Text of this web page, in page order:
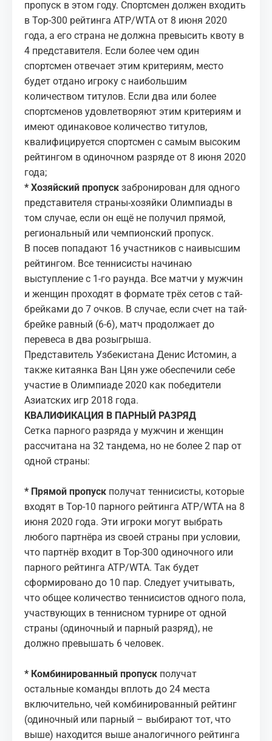
пропуск в этом году. Спортсмен должен входить
в Top-300 рейтинга ATP/WTA от 8 июня 2020
года, а его страна не должна превысить квоту в
4 представителя. Если более чем один
спортсмен отвечает этим критериям, место
будет отдано игроку с наибольшим
количеством титулов. Если два или более
спортсменов удовлетворяют этим критериям и
имеют одинаковое количество титулов,
квалифицируется спортсмен с самым высоким
рейтингом в одиночном разряде от 8 июня 2020
года;
* Хозяйский пропуск забронирован для одного
представителя страны-хозяйки Олимпиады в
том случае, если он ещё не получил прямой,
региональный или чемпионский пропуск.
В посев попадают 16 участников с наивысшим
рейтингом. Все теннисисты начинаю
выступление с 1-го раунда. Все матчи у мужчин
и женщин проходят в формате трёх сетов с тай-
брейками до 7 очков. В случае, если счет на тай-
брейке равный (6-6), матч продолжает до
перевеса в два розыгрыша.
Представитель Узбекистана Денис Истомин, а
также китаянка Ван Цян уже обеспечили себе
участие в Олимпиаде 2020 как победители
Азиатских игр 2018 года.
КВАЛИФИКАЦИЯ В ПАРНЫЙ РАЗРЯД
Сетка парного разряда у мужчин и женщин
рассчитана на 32 тандема, но не более 2 пар от
одной страны:
* Прямой пропуск получат теннисисты, которые
входят в Top-10 парного рейтинга ATP/WTA на 8
июня 2020 года. Эти игроки могут выбрать
любого партнёра из своей страны при условии,
что партнёр входит в Top-300 одиночного или
парного рейтинга ATP/WTA. Так будет
сформировано до 10 пар. Следует учитывать,
что общее количество теннисистов одного пола,
участвующих в теннисном турнире от одной
страны (одиночный и парный разряд), не
должно превышать 6 человек.
* Комбинированный пропуск получат
остальные команды вплоть до 24 места
включительно, чей комбинированный рейтинг
(одиночный или парный – выбирают тот, что
выше) находится выше аналогичного рейтинга